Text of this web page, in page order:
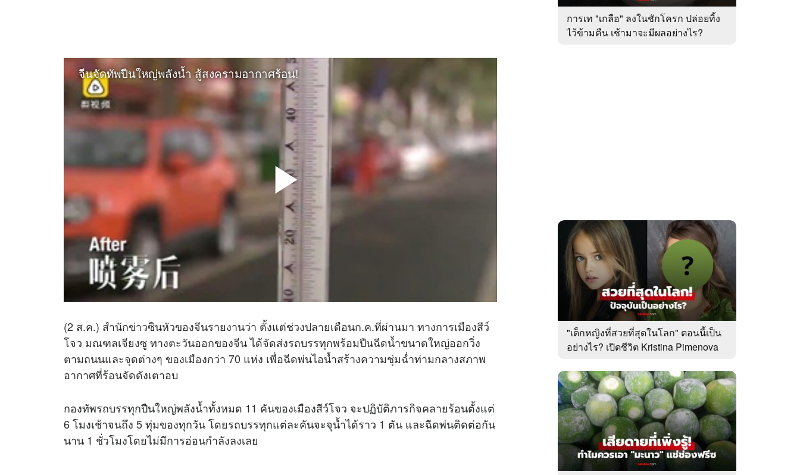
สงวนลิขสิทธิ์ ©2569 บริษัท อิมเมจ ฟิวเจอร์ (ประเทศไทย) จำกัด
(2 ส.ค.) สำนักข่าวซินหัวของจีนรายงานว่า ตั้งแต่ช่วงปลายเดือนก.ค.ที่ผ่านมา ทางการเมืองสีว์
โจว มณฑลเจียงซู ทางตะวันออกของจีน ได้จัดส่งรถบรรทุกพร้อมปืนฉีดน้ำขนาดใหญ่ออกวิ่ง
ตามถนนและจุดต่างๆ ของเมืองกว่า 70 แห่ง เพื่อฉีดพ่นไอน้ำสร้างความชุ่มฉ่ำท่ามกลางสภาพ
อากาศที่ร้อนจัดดังเตาอบ
กองทัพรถบรรทุกปืนใหญ่พลังน้ำทั้งหมด 11 คันของเมืองสีว์โจว จะปฏิบัติภารกิจคลายร้อนตั้งแต่
6 โมงเช้าจนถึง 5 ทุ่มของทุกวัน โดยรถบรรทุกแต่ละคันจะจุน้ำได้ราว 1 ตัน และฉีดพ่นติดต่อกัน
นาน 1 ชั่วโมงโดยไม่มีการอ่อนกำลังลงเลย
การเท "เกลือ" ลงในชักโครก ปล่อยทิ้ง
ไว้ข้ามคืน เช้ามาจะมีผลอย่างไร?
"เด็กหญิงที่สวยที่สุดในโลก" ตอนนี้เป็น
อย่างไร? เปิดชีวิต Kristina Pimenova